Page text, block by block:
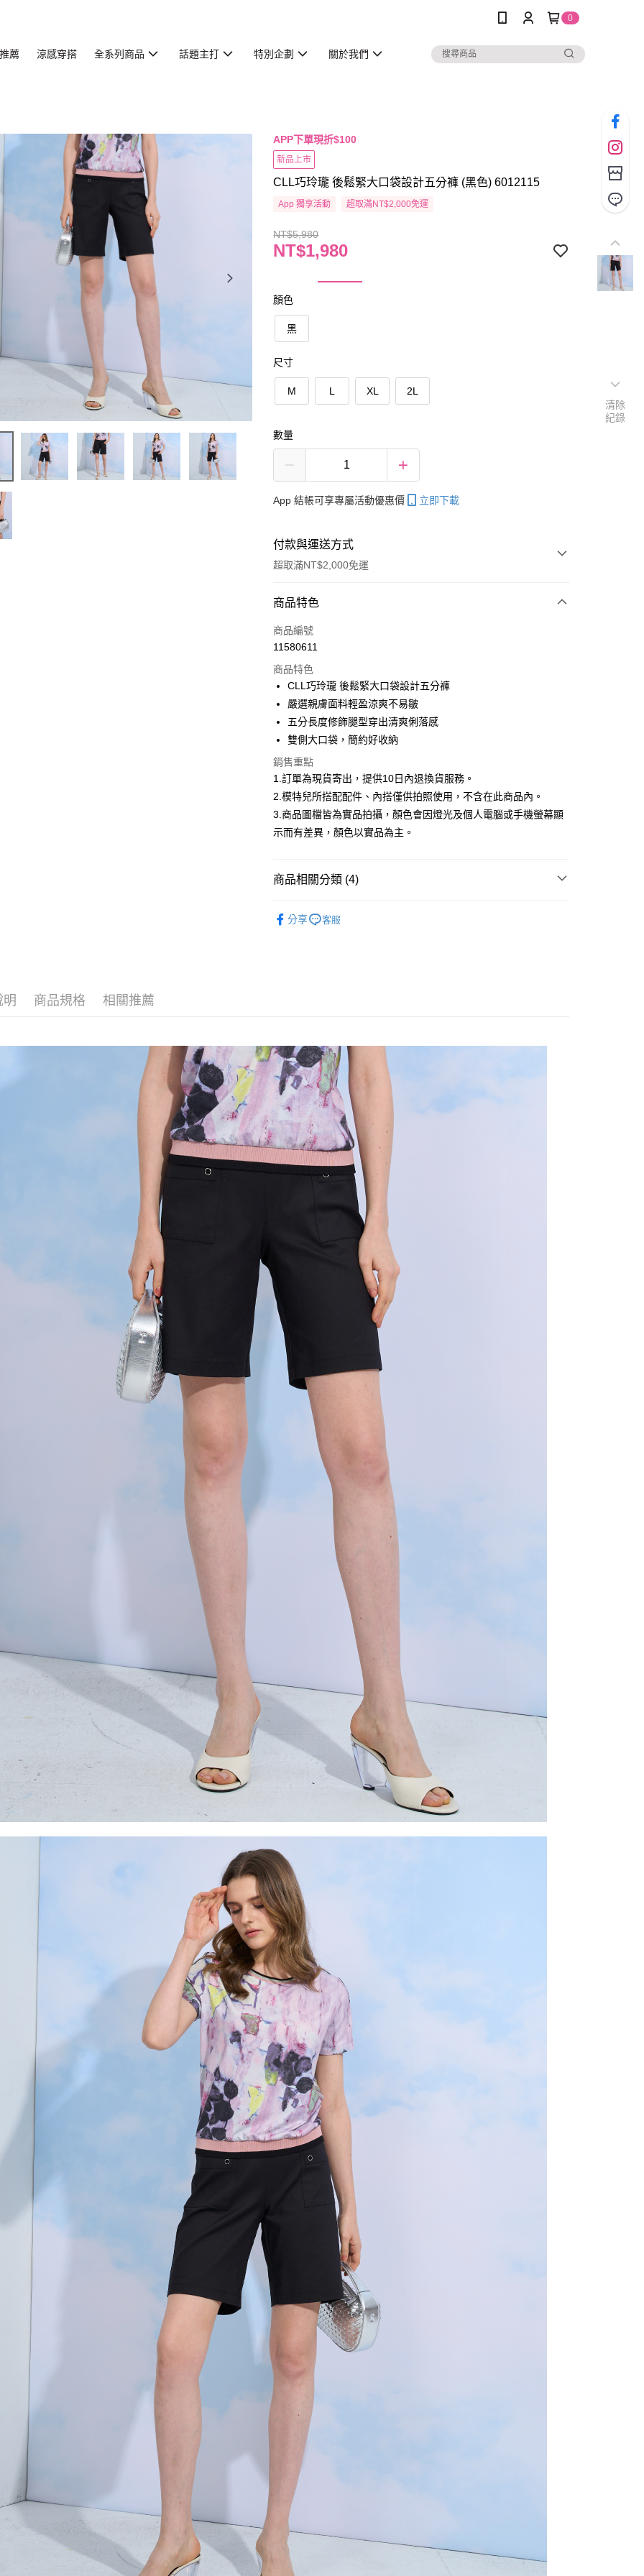
0
薦 涼感穿搭 全系列商品 話題主打 特別企劃 關於我們
APP下單現折$100
新品上市
CLL巧玲瓏 後鬆緊大口袋設計五分褲 (黑色) 6012115
App 獨享活動 超取滿NT$2,000免運
NT$5,980
NT$1,980
顏色
黑
尺寸
M L XL 2L
數量
App 結帳可享專屬活動優惠價 立即下載
付款與運送方式
超取滿NT$2,000免運
付款方式
信用卡一次付款
3 期 0 利率 每期 NT$660
合作金庫商業銀行
華南商業銀行
彰化商業銀行
國泰世華商業銀行
臺灣中小企業銀行
匯豐（台灣）商業銀行
華泰商業銀行
聯邦商業銀行
遠東國際商業銀行
玉山商業銀行
星展（台灣）商業銀行
台新國際商業銀行
超商取貨付款
Apple Pay
街口支付
悠遊付
Google Pay
【大哥付你分期使用說明】
1.分期款項不併入電信帳單，「大哥付你分期」於每月結算日後寄送繳費提
醒簡訊。
2.透過簡訊連結打開帳單後，可選擇「超商條碼／台灣大直營門市／銀行轉
帳／街口支付／iPASS MONEY」等通路繳費。
【注意事項】
1.本服務係由「台灣大哥大股份有限公司」（以下簡稱本公司）所提供，讓
用戶於交易時，得透過本服務購買商品或服務，並由商店將買賣／分期付
款買賣價金債權讓與本公司後，依約使用本公司帳單繳交帳款。
2.基於同意付款使用「大哥付你分期」之契約關係目的，商店將以您的個人
資料（包含姓名、電話或地址）提供予台灣大哥大進項蒐集、處理及利
用，由本公司與您本人進行分期帳單所需資料之確認、核對及更正。
3.完整用戶服務條款，請詳閱以下連結：
【「AFTEE先享後付」結帳流程】
１．於結帳方式選擇「AFTEE先享後付」後，將跳轉至「AFTEE先享後
付」結帳頁面，進行簡訊認證並確認金額後，即可完成結帳。
２．訂單成立數日內，您將收到繳費通知簡訊。
３．收到繳費通知簡訊後14天內，點擊此簡訊中的連結，可透過四大超商
／ATM／網路銀行／等多元方式進行付款，方視為交易完成。
※ 請注意：結帳手續完成當下不需立刻繳費，但若您需要取消訂單，請聯
絡購買商品的店家。未經商家同意取消之訂單仍視為有效，需透過AFTEE
先享後付繳納相關費用。
※ 交易是否成功請以「AFTEE先享後付 」之結帳頁面顯示為準，若有關於
是否繳費成功／繳費後需取消欲退款等相關疑問，請聯繫「AFTEE先享後
https://netprotections.freshdesk.com/support/home
１．透過由恩沛科技股份有限公司提供之「AFTEE先享後付」服務完成之
交易，需依本服務之必要範圍內提供個人資料，並將交易相關給付款項請
求債權轉讓予恩沛科技股份有限公司。
２．關於個人資料處理事宜，請瀏覽以下網址：
https://aftee.tw/terms/#terms3
３．未成年的使用者請事先徵得法定代理人或監護人之同意方可使用
「AFTEE先享後付」，若未經同意申辦者引起之損失，本公司不負相關責
任。
４．使用「AFTEE先享後付」時，將依據個別帳號之用戶狀況，依本公司
即時審查核予不同之上限額度；若仍有額度不足之情形，本公司將視審查
結果請求用戶進行身份認證。
５．嚴禁一人註冊多個帳號或使用他人資訊註冊。若發現惡意使用之情
形，恩沛科技股份有限公司將有權停止該用戶之使用額度並採取法律行
全家取貨付款
每筆NT$120，滿NT$2,000(含以上)免運費
7-11取貨付款
每筆NT$120，滿NT$2,000(含以上)免運費
宅配
每筆NT$120，滿NT$2,000(含以上)免運費
商品特色
商品編號
11580611
商品特色
CLL巧玲瓏 後鬆緊大口袋設計五分褲
嚴選親膚面料輕盈涼爽不易皺
五分長度修飾腿型穿出清爽俐落感
雙側大口袋，簡約好收納
銷售重點
1.訂單為現貨寄出，提供10日內退換貨服務。
2.模特兒所搭配配件、內搭僅供拍照使用，不含在此商品內。
3.商品圖檔皆為實品拍攝，顏色會因燈光及個人電腦或手機螢幕顯
示而有差異，顏色以實品為主。
商品相關分類 (4)
分享 客服
明 商品規格 相關推薦
清除
紀錄